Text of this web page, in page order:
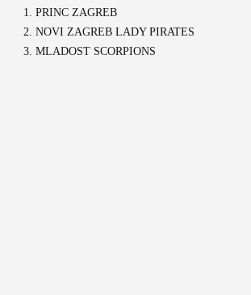
1. PRINC ZAGREB
2. NOVI ZAGREB LADY PIRATES
3. MLADOST SCORPIONS